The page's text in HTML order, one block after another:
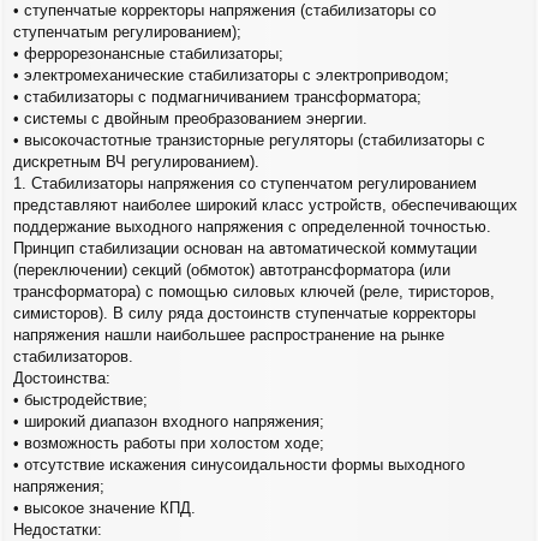
• ступенчатые корректоры напряжения (стабилизаторы со
ступенчатым регулированием);
• феррорезонансные стабилизаторы;
• электромеханические стабилизаторы с электроприводом;
• стабилизаторы с подмагничиванием трансформатора;
• системы с двойным преобразованием энергии.
• высокочастотные транзисторные регуляторы (стабилизаторы с
дискретным ВЧ регулированием).
1. Стабилизаторы напряжения со ступенчатом регулированием
представляют наиболее широкий класс устройств, обеспечивающих
поддержание выходного напряжения с определенной точностью.
Принцип стабилизации основан на автоматической коммутации
(переключении) секций (обмоток) автотрансформатора (или
трансформатора) с помощью силовых ключей (реле, тиристоров,
симисторов). В силу ряда достоинств ступенчатые корректоры
напряжения нашли наибольшее распространение на рынке
стабилизаторов.
Достоинства:
• быстродействие;
• широкий диапазон входного напряжения;
• возможность работы при холостом ходе;
• отсутствие искажения синусоидальности формы выходного
напряжения;
• высокое значение КПД.
Недостатки: